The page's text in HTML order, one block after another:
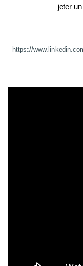
jeter
https://